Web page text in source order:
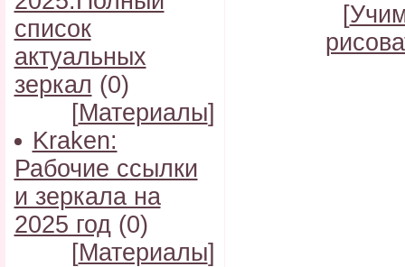
список
актуальных
зеркал (0)
[Материалы]
Kraken:
Рабочие ссылки
и зеркала на
2025 год (0)
[Материалы]
[